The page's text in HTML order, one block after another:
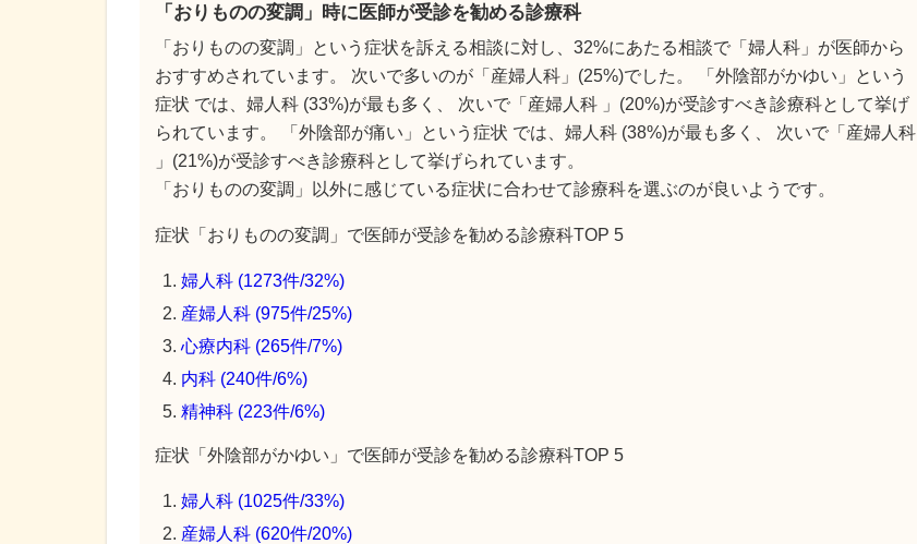
「おりものの変調」時に医師が受診を勧める診療科
「おりものの変調」という症状を訴える相談に対し、32%にあたる相談で「婦人科」が医師から
おすすめされています。 次いで多いのが「産婦人科」(25%)でした。 「外陰部がかゆい」という
症状 では、婦人科 (33%)が最も多く、 次いで「産婦人科 」(20%)が受診すべき診療科として挙げ
られています。 「外陰部が痛い」という症状 では、婦人科 (38%)が最も多く、 次いで「産婦人科
」(21%)が受診すべき診療科として挙げられています。
「おりものの変調」以外に感じている症状に合わせて診療科を選ぶのが良いようです。
症状「おりものの変調」で医師が受診を勧める診療科TOP 5
婦人科 (1273件/32%)
産婦人科 (975件/25%)
心療内科 (265件/7%)
内科 (240件/6%)
精神科 (223件/6%)
症状「外陰部がかゆい」で医師が受診を勧める診療科TOP 5
婦人科 (1025件/33%)
産婦人科 (620件/20%)
を積んできたこともあ
り、難聴や突発性難聴、
中耳炎をはじめ、耳鳴り
やめまいなどの診断・治
療には特に力を入れてい
て治療法が異なるため、
まずは詳しい検査で「ど